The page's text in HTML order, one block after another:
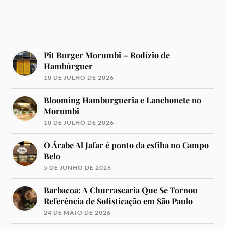
Pit Burger Morumbi – Rodízio de
Hambúrguer
10 DE JULHO DE 2026
Blooming Hamburgueria e Lanchonete no
Morumbi
10 DE JULHO DE 2026
O Árabe Al Jafar é ponto da esfiha no Campo
Belo
5 DE JUNHO DE 2026
Barbacoa: A Churrascaria Que Se Tornou
Referência de Sofisticação em São Paulo
24 DE MAIO DE 2026